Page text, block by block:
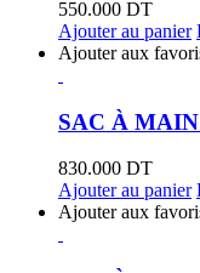
550.000 DT
Ajouter au panier
Ajouter aux
SAC À
830.000 DT
Ajouter au panier
Ajouter aux